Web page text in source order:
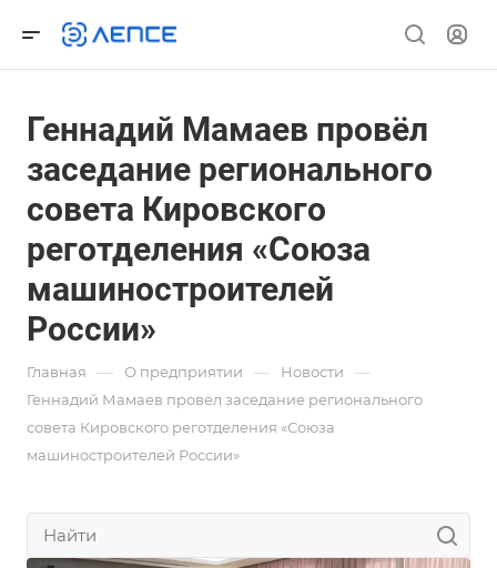
Геннадий Мамаев провёл
заседание регионального
совета Кировского
реготделения «Союза
машиностроителей
России»
Главная — О предприятии — Новости —
Геннадий Мамаев провёл заседание регионального
совета Кировского реготделения «Союза
машиностроителей России»